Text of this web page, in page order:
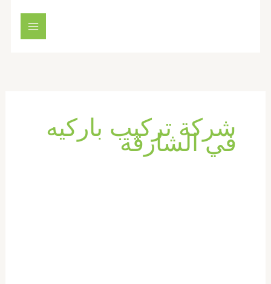
شركة تركيب باركيه
في الشارقة